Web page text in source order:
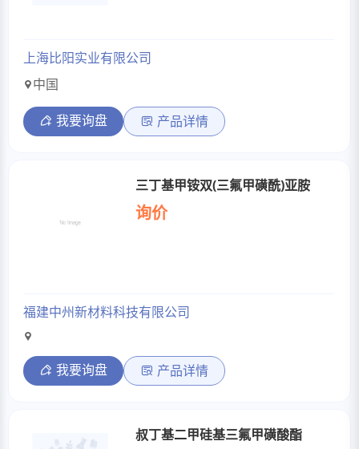
上海比阳实业有限公司
中国
我要询盘 产品详情
三丁基甲铵双(三氟甲磺酰)亚胺
询价
福建中州新材料科技有限公司
我要询盘 产品详情
叔丁基二甲硅基三氟甲磺酸酯